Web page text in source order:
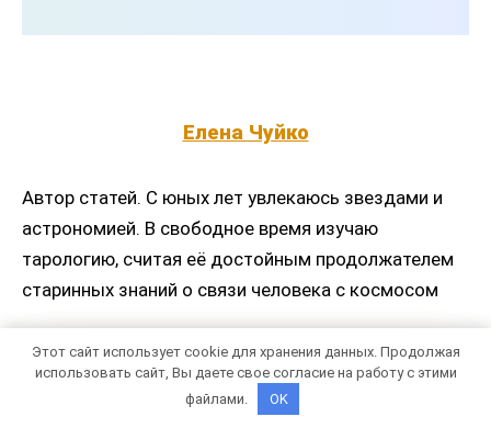
Елена Чуйко
Автор статей. С юных лет увлекаюсь звездами и
астрономией. В свободное время изучаю
тарологию, считая её достойным продолжателем
старинных знаний о связи человека с космосом
Викторина "Угадай примету по
Этот сайт использует cookie для хранения данных. Продолжая
использовать сайт, Вы даете свое согласие на работу с этими
файлами.
OK